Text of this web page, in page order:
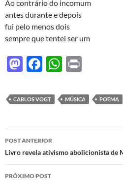
o
n
o
o
A
p
Ao contrário do incomum
antes durante e depois
fui pelo menos dois
sempre que tentei ser um
M
to
d
o
n
F
e
b
o
o
k
W
at
s
A
p
nt
CARLOS VOGT MÚSICA POEMA
Navegação
de
posts
POST ANTERIOR
Livro revela ativismo abolicionista de
PRÓXIMO POST